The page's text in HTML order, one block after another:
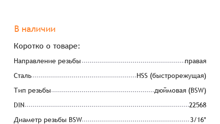
В наличии
Коротко о товаре:
Направление резьбы
правая
Сталь
HSS (быстрорежущая)
Тип резьбы
дюймовая (BSW)
DIN
22568
Диаметр резьбы BSW
3/16"